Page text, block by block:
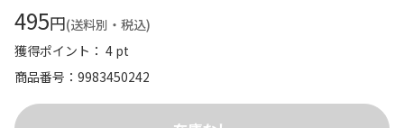
495円(送料別・税込)
獲得ポイント： 4 pt
商品番号
9983450242